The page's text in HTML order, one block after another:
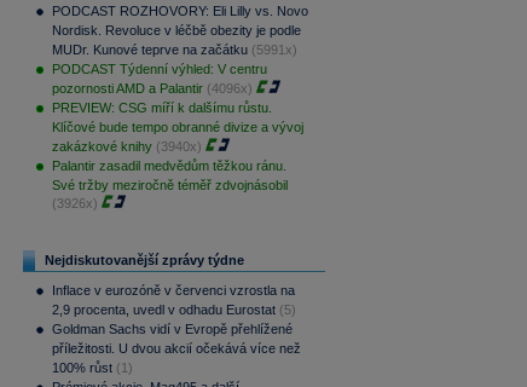
PODCAST ROZHOVORY: Eli Lilly vs. Novo
Nordisk. Revoluce v léčbě obezity je podle
MUDr. Kunové teprve na začátku (5991x)
PODCAST Týdenní výhled: V centru
pozornosti AMD a Palantir (4096x)
PREVIEW: CSG míří k dalšímu růstu.
Klíčové bude tempo obranné divize a vývoj
zakázkové knihy (3940x)
Palantir zasadil medvědům těžkou ránu.
Své tržby meziročně téměř zdvojnásobil
(3926x)
Nejdiskutovanější zprávy týdne
Inflace v eurozóně v červenci vzrostla na
2,9 procenta, uvedl v odhadu Eurostat (5)
Goldman Sachs vidí v Evropě přehlížené
příležitosti. U dvou akcií očekává více než
100% růst (1)